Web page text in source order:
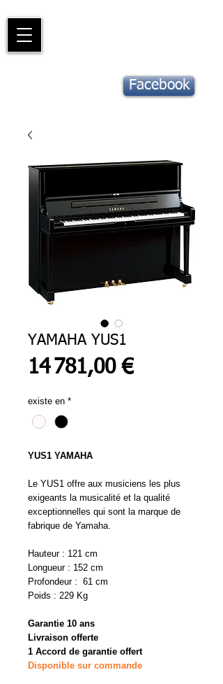
Facebook
YAMAHA YUS1
14 781,00 €Prix
existe en *
YUS1 YAMAHA
Le YUS1 offre aux musiciens les plus
exigeants la musicalité et la qualité
exceptionnelles qui sont la marque de
fabrique de Yamaha.
Hauteur : 121 cm
Longueur : 152 cm
Profondeur : 61 cm
Poids : 229 Kg
Garantie 10 ans
Livraison offerte
1 Accord de garantie offert
Disponible sur commande